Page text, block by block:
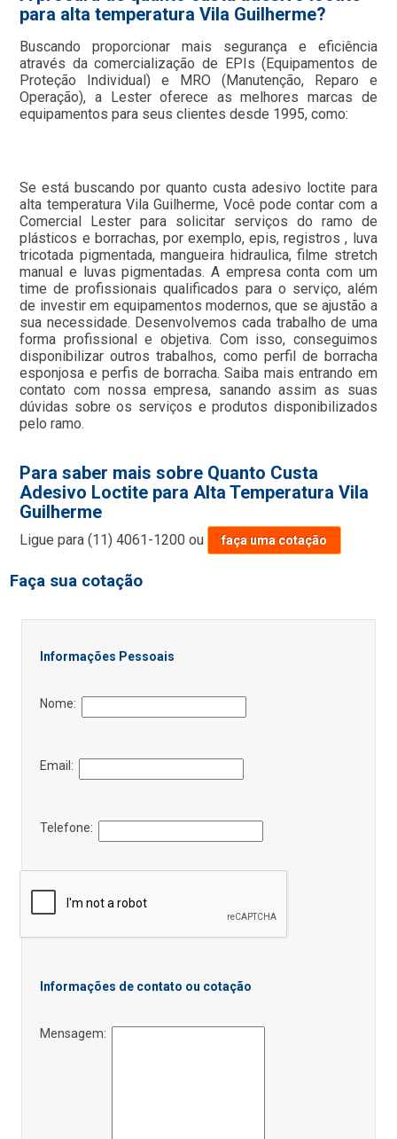
para alta temperatura Vila Guilherme?
Buscando proporcionar mais segurança e eficiência
através da comercialização de EPIs (Equipamentos de
Proteção Individual) e MRO (Manutenção, Reparo e
Operação), a Lester oferece as melhores marcas de
equipamentos para seus clientes desde 1995, como:
Se está buscando por quanto custa adesivo loctite para
alta temperatura Vila Guilherme, Você pode contar com a
Comercial Lester para solicitar serviços do ramo de
plásticos e borrachas, por exemplo, epis, registros , luva
tricotada pigmentada, mangueira hidraulica, filme stretch
manual e luvas pigmentadas. A empresa conta com um
time de profissionais qualificados para o serviço, além
de investir em equipamentos modernos, que se ajustão a
sua necessidade. Desenvolvemos cada trabalho de uma
forma profissional e objetiva. Com isso, conseguimos
disponibilizar outros trabalhos, como perfil de borracha
esponjosa e perfis de borracha. Saiba mais entrando em
contato com nossa empresa, sanando assim as suas
dúvidas sobre os serviços e produtos disponibilizados
pelo ramo.
Para saber mais sobre Quanto Custa
Adesivo Loctite para Alta Temperatura Vila
Guilherme
Ligue para(11) 4061-1200 ou faça uma cotação
Faça sua cotação
Informações Pessoais
Nome:
Email:
Telefone:
Informações de contato ou cotação
Mensagem: